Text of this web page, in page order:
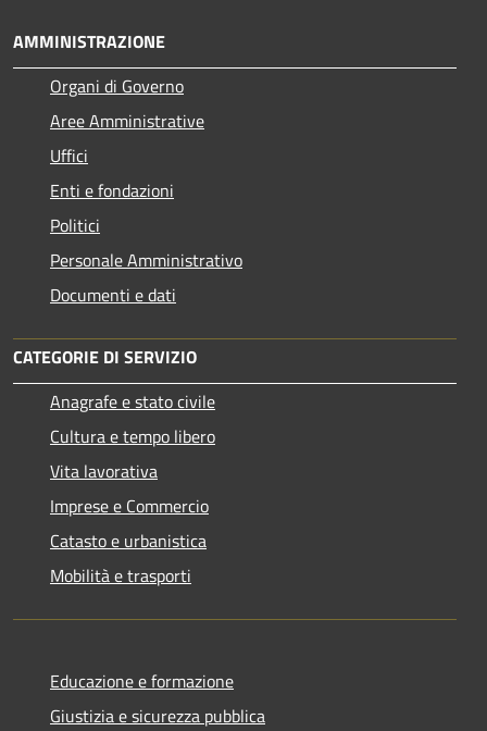
AMMINISTRAZIONE
Organi di Governo
Aree Amministrative
Uffici
Enti e fondazioni
Politici
Personale Amministrativo
Documenti e dati
CATEGORIE DI SERVIZIO
Anagrafe e stato civile
Cultura e tempo libero
Vita lavorativa
Imprese e Commercio
Catasto e urbanistica
Mobilità e trasporti
Educazione e formazione
Giustizia e sicurezza pubblica